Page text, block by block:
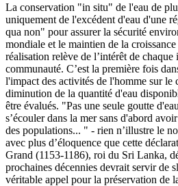
La conservation "in situ" de l'eau de
uniquement de l'excédent d'eau d'une
qua non" pour assurer la sécurité
mondiale et le maintien de la
réalisation relève de l’intérêt de
communauté. C’est la première fois
l'impact des activités de l'homme sur le
diminution de la quantité d'eau
être évalués. "Pas une seule goutte
s’écouler dans la mer sans d'abord
des populations... " - rien n’illustre le
avec plus d’éloquence que cette
Grand (1153-1186), roi du Sri Lanka,
prochaines décennies devrait servir de
véritable appel pour la préservation de